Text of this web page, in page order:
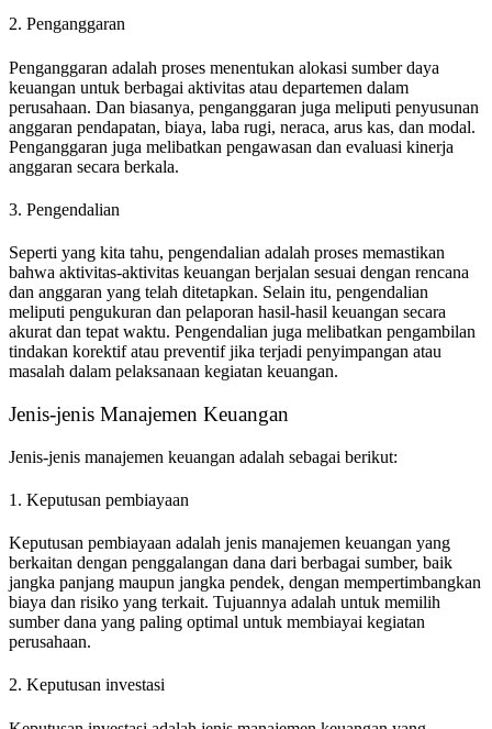
2. Penganggaran
Penganggaran adalah proses menentukan alokasi sumber daya
keuangan untuk berbagai aktivitas atau departemen dalam
perusahaan. Dan biasanya, penganggaran juga meliputi penyusunan
anggaran pendapatan, biaya, laba rugi, neraca, arus kas, dan modal.
Penganggaran juga melibatkan pengawasan dan evaluasi kinerja
anggaran secara berkala.
3. Pengendalian
Seperti yang kita tahu, pengendalian adalah proses memastikan
bahwa aktivitas-aktivitas keuangan berjalan sesuai dengan rencana
dan anggaran yang telah ditetapkan. Selain itu, pengendalian
meliputi pengukuran dan pelaporan hasil-hasil keuangan secara
akurat dan tepat waktu. Pengendalian juga melibatkan pengambilan
tindakan korektif atau preventif jika terjadi penyimpangan atau
masalah dalam pelaksanaan kegiatan keuangan.
Jenis-jenis Manajemen Keuangan
Jenis-jenis manajemen keuangan adalah sebagai berikut:
1. Keputusan pembiayaan
Keputusan pembiayaan adalah jenis manajemen keuangan yang
berkaitan dengan penggalangan dana dari berbagai sumber, baik
jangka panjang maupun jangka pendek, dengan mempertimbangkan
biaya dan risiko yang terkait. Tujuannya adalah untuk memilih
sumber dana yang paling optimal untuk membiayai kegiatan
perusahaan.
2. Keputusan investasi